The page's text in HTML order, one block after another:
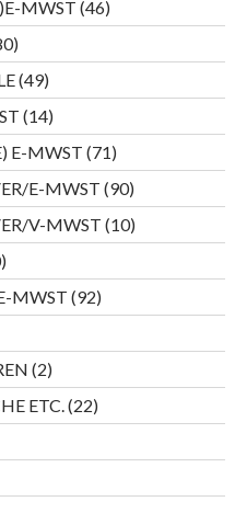
MWST 4646
Produkte
80
Produkte
4949
Produkte
1414
Produkte
E-MWST 7171
Produkte
E-MWST 9090
Produkte
V-MWST 1010
Produkte
20
Produkte
MWST 9292
Produkte
22
Produkte
ETC. 2222
Produkte